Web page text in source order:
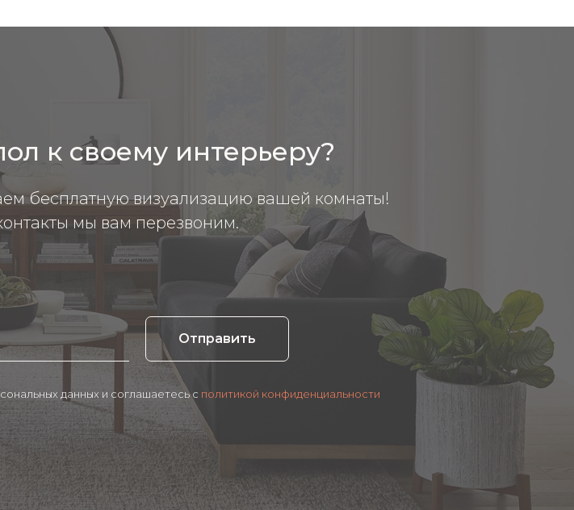
к своему интерьеру?
бесплатную визуализацию вашей комнаты!
мы вам перезвоним.
Отправить
данных и соглашаетесь c политикой конфиденциальности